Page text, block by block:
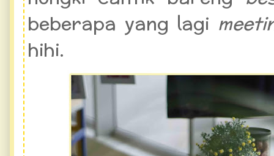
beberapa yang lagi
hihi.